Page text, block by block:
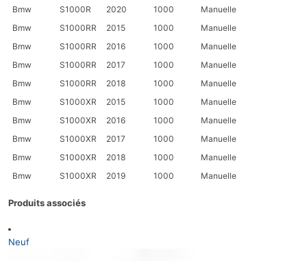
Bmw
S1000R 2020 1000
Manuelle
Bmw
S1000RR 2015 1000
Manuelle
Bmw
S1000RR 2016 1000
Manuelle
Bmw
S1000RR 2017 1000
Manuelle
Bmw
S1000RR 2018 1000
Manuelle
Bmw
S1000XR 2015 1000
Manuelle
Bmw
S1000XR 2016 1000
Manuelle
Bmw
S1000XR 2017 1000
Manuelle
Bmw
S1000XR 2018 1000
Manuelle
Bmw
S1000XR 2019 1000 Manuelle
Produits associés
Neuf